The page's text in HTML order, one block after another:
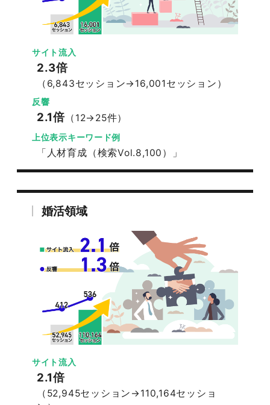
サイト流入
2.3倍
（6,843セッション→16,001セッション）
反響
2.1倍 （12→25件）
上位表示キーワード例
「人材育成（検索Vol.8,100）」
婚活領域
サイト流入
2.1倍
（52,945セッション→110,164セッショ